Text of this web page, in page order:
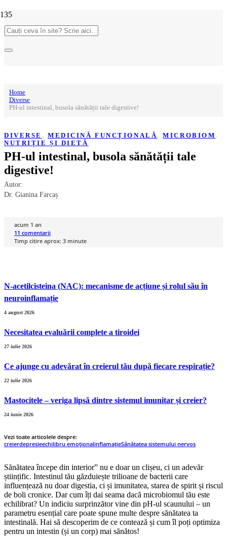
Home
Diverse
PH-ul intestinal, busola sănătății tale digestive!
DIVERSE ,MEDICINĂ FUNCȚIONALĂ,MICROBIOM ,
NUTRIȚIE ȘI DIETĂ
PH-ul intestinal, busola sănătății tale
digestive!
Autor:
Dr. Gianina Farcaș
acum 1 an
11 comentarii
Timp citire aprox: 3 minute
N-acetilcisteina (NAC): mecanisme de acțiune și rolul său în
neuroinflamație
4 august 2026
Necesitatea evaluării complete a tiroidei
27 iulie 2026
Ce ajunge cu adevărat în creierul tău după fiecare respirație?
22 iulie 2026
Mastocitele – veriga lipsă dintre sistemul imunitar și creier?
24 iunie 2026
Vezi toate articolele despre:
creierdepresieechilibru emoționalinflamațieSănătatea sistemului nervos
Sănătatea începe din interior” nu e doar un clișeu, ci un adevăr
științific. Intestinul tău găzduiește trilioane de bacterii care
influențează nu doar digestia, ci și imunitatea, starea de spirit și riscul
de boli cronice. Dar cum îți dai seama dacă microbiomul tău este
echilibrat? Un indiciu surprinzător vine din pH-ul scaunului – un
parametru esențial care poate spune multe despre sănătatea ta
intestinală. Hai să descoperim de ce contează și cum îl poți optimiza
pentru un intestin (și un corp) mai sănătos!